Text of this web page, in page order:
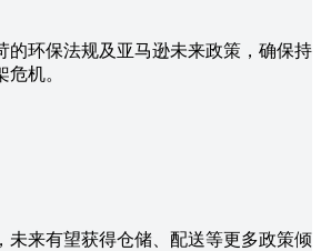
的环保法规及亚马逊未来政策，确保持
机。
未来有望获得仓储、配送等更多政策倾